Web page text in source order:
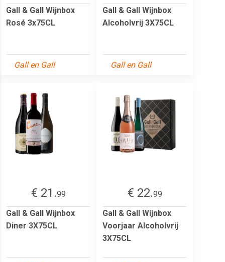
Gall & Gall Wijnbox
Rosé 3x75CL
Gall en Gall
Gall & Gall Wijnbox
Alcoholvrij 3X75CL
Gall en Gall
€ 21.99
Gall & Gall Wijnbox
Diner 3X75CL
€ 22.99
Gall & Gall Wijnbox
Voorjaar Alcoholvrij
3X75CL